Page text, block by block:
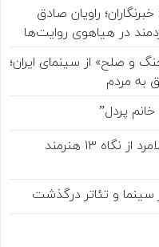
راویان صادق
در هیاهوی روایت‌ها
و صلح» از سینمای ایران؛
به مردم
خانم پردل”
سفر به قلب تعزیه لامرد از نگاه ۱۳ هنرمند
سینما و تئاتر درگذشت